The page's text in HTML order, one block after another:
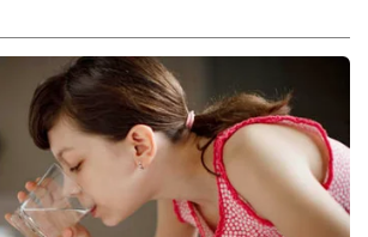
वहीं, पप्पू का एक साथी मौके का फायदा
पुलिस उसकी तलाश में लगातार छापेमारी कर